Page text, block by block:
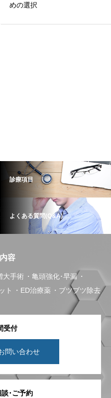
めの選択
診療項目
よくある質問(Q&A)
容
大手術
亀頭強化･早漏
ト ED治療薬 ブツブツ除去
受付
問い合わせ
･ご予約